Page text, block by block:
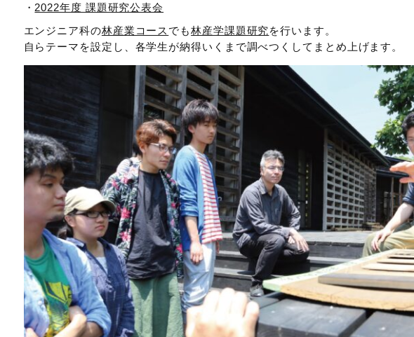
・ 2022年度 課題研究公表会
エンジニア科の林産業コース でも林産学課題研究を行います。
自らテーマを設定し、各学生が納得いくまで調べつくしてまとめ上げます。